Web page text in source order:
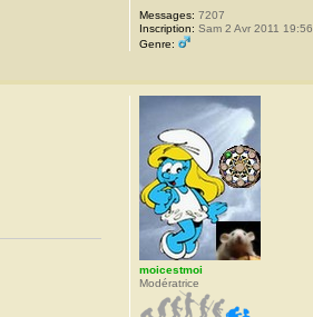
Messages: 7207
Inscription: Sam 2 Avr 2011 19:56
Genre:
moicestmoi
Modératrice